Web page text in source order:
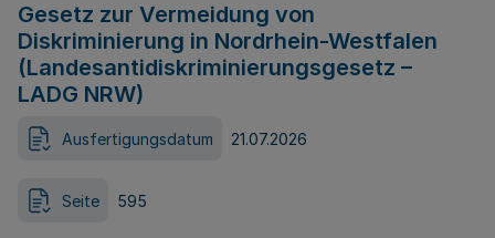
Gesetz zur Vermeidung von
Diskriminierung in Nordrhein-Westfalen
(Landesantidiskriminierungsgesetz –
LADG NRW)
Ausfertigungsdatum 21.07.2026
Seite 595